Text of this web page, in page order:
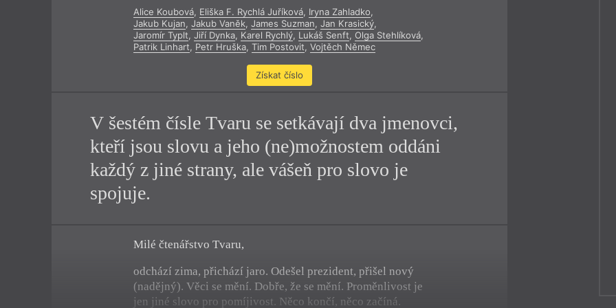
Výroční ceny
Alice Koubová, Eliška F. Rychlá Juříková, Iryna Zahladko,
Jakub Kujan, Jakub Vaněk, James Suzman, Jan Krasický,
Jaromír Typlt, Jiří Dynka, Karel Rychlý, Lukáš Senft, Olga Stehlíková,
Patrik Linhart, Petr Hruška, Tim Postovit, Vojtěch Němec
Získat číslo
V šestém čísle Tvaru se setkávají dva jmenovci,
kteří jsou slovu a jeho (ne)možnostem oddáni
každý z jiné strany, ale vášeň pro slovo je
spojuje.
Milé čtenářstvo Tvaru,
odchází zima, přichází jaro. Odešel prezident, přišel nový
(nadějný). Věci se mění. Dobře, že se mění. Proměnlivost je
jen jiné slovo pro pomíjivost. Něco končí, něco začíná.